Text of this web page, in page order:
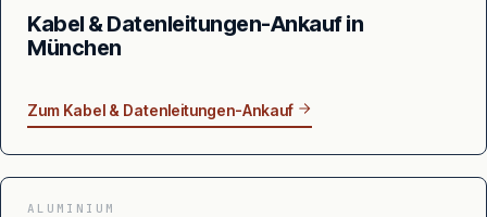
Kabel & Datenleitungen-Ankauf in
München
Zum Kabel & Datenleitungen-Ankauf
ALUMINIUM